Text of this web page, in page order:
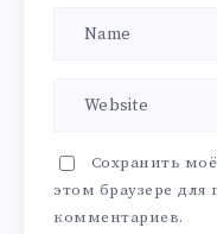
Сохранить
этом браузере
комментариев.